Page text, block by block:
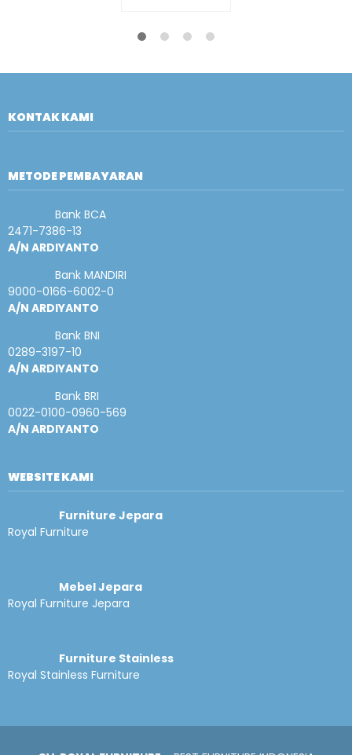
KONTAK KAMI
METODE PEMBAYARAN
Bank BCA
2471-7386-13
A/N ARDIYANTO
Bank MANDIRI
9000-0166-6002-0
A/N ARDIYANTO
Bank BNI
0289-3197-10
A/N ARDIYANTO
Bank BRI
0022-0100-0960-569
A/N ARDIYANTO
WEBSITE KAMI
Furniture Jepara
Royal Furniture
Mebel Jepara
Royal Furniture Jepara
Furniture Stainless
Royal Stainless Furniture